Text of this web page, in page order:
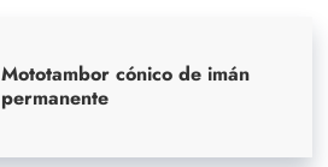
Mototambor cónico de imán
permanente